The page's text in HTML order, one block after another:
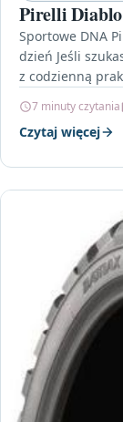
Pirelli Diablo
Sportowe DNA
dzień Jeśli
z codzienną
7 minuty czytania
Czytaj więcej